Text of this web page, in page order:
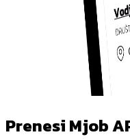
Prenesi Mjob